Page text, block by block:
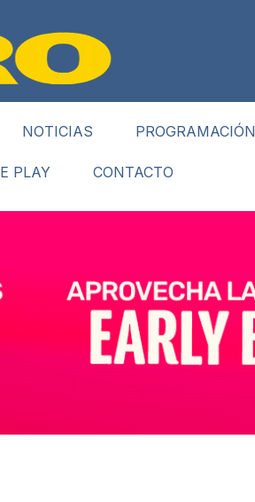
NOTICIAS PROGRAMACIÓN
PLAY CONTACTO